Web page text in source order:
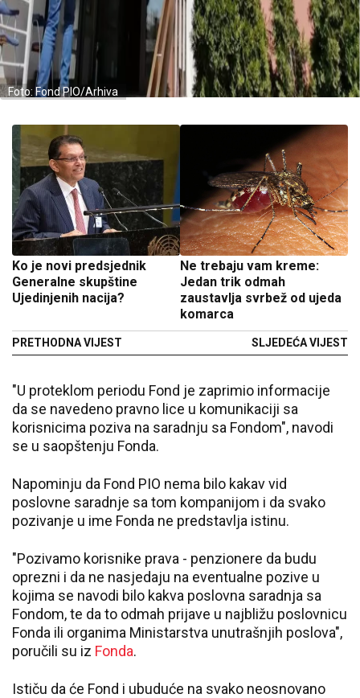
Foto: Fond PIO/Arhiva
Ko je novi predsjednik
Generalne skupštine
Ujedinjenih nacija?
PRETHODNA VIJEST
Ne trebaju vam kreme:
Jedan trik odmah
zaustavlja svrbež od ujeda
komarca
SLJEDEĆA VIJEST
"U proteklom periodu Fond je zaprimio informacije
da se navedeno pravno lice u komunikaciji sa
korisnicima poziva na saradnju sa Fondom", navodi
se u saopštenju Fonda.
Napominju da Fond PIO nema bilo kakav vid
poslovne saradnje sa tom kompanijom i da svako
pozivanje u ime Fonda ne predstavlja istinu.
"Pozivamo korisnike prava - penzionere da budu
oprezni i da ne nasjedaju na eventualne pozive u
kojima se navodi bilo kakva poslovna saradnja sa
Fondom, te da to odmah prijave u najbližu poslovnicu
Fonda ili organima Ministarstva unutrašnjih poslova",
poručili su iz Fonda.
Ističu da će Fond i ubuduće na svako neosnovano